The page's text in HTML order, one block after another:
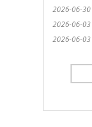
2026-06-30
2026-06-03
2026-06-03